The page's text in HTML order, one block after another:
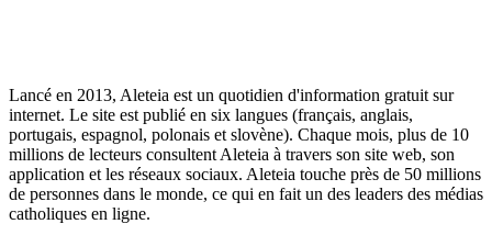
Lancé en 2013, Aleteia est un quotidien d'information gratuit sur
internet. Le site est publié en six langues (français, anglais,
portugais, espagnol, polonais et slovène). Chaque mois, plus de 10
millions de lecteurs consultent Aleteia à travers son site web, son
application et les réseaux sociaux. Aleteia touche près de 50 millions
de personnes dans le monde, ce qui en fait un des leaders des médias
catholiques en ligne.